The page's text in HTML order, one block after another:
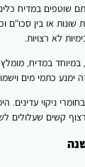
שוטפים במדיח
שונות או בין סכו"ם
לא רצויות.
במדיח,
ימנע כתמי מים
ניקוי עדינים.
קשים שעלולים